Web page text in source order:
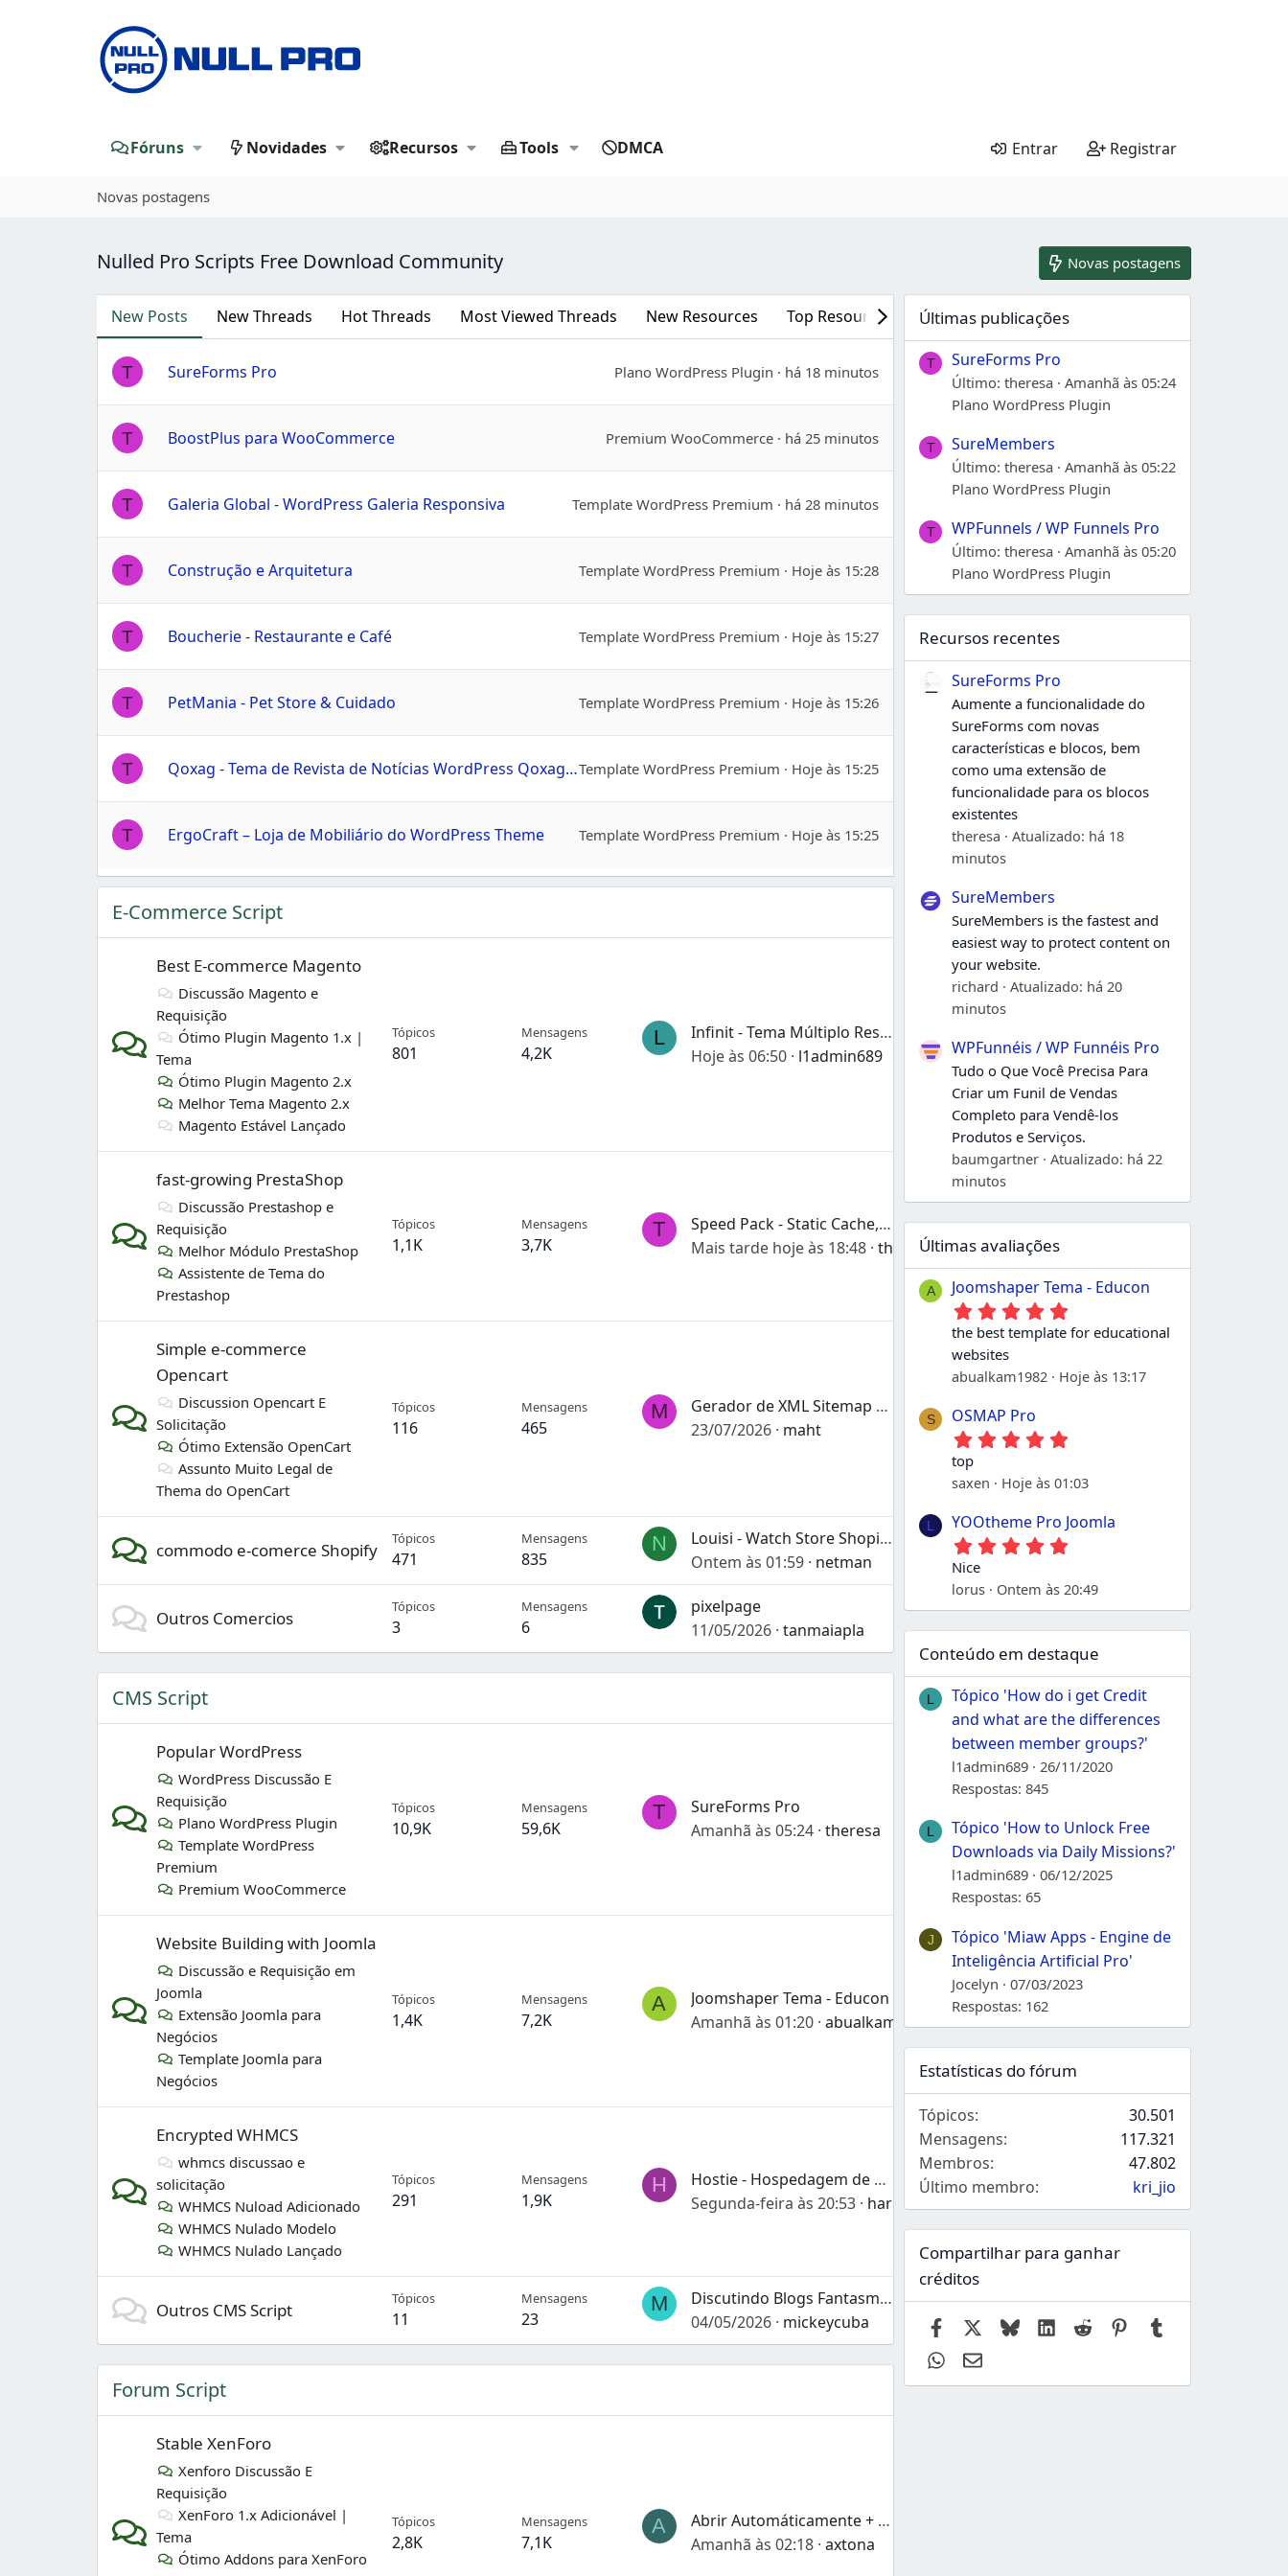
Fóruns Novidades Recursos Tools DMCA Entrar Registrar
Novas postagens
Nulled Pro Scripts Free Download Community Novas postagens
New Posts New Threads Hot Threads Most Viewed Threads New Resources Top Resources Featured Content
T SureForms Pro Plano WordPress Plugin há 18 minutos
T BoostPlus para WooCommerce Premium WooCommerce há 25 minutos
T Galeria Global - WordPress Galeria Responsiva Template WordPress Premium há 28 minutos
T Construção e Arquitetura Template WordPress Premium Hoje às 15:28
T Boucherie - Restaurante e Café Template WordPress Premium Hoje às 15:27
T PetMania - Pet Store & Cuidado Template WordPress Premium Hoje às 15:26
T Qoxag - Tema de Revista de Notícias WordPress Qoxag - Tema de Revista de Notícias WordPressTemplate WordPress Premium Hoje às 15:25
T ErgoCraft – Loja de Mobiliário do WordPress Theme Template WordPress Premium Hoje às 15:25
E-Commerce Script
Best E-commerce Magento
Discussão Magento e
Requisição
Ótimo Plugin Magento 1.x |
Tema
Ótimo Plugin Magento 2.x
Melhor Tema Magento 2.x
Magento Estável Lançado
Tópicos
801
Mensagens
4,2K
L
Infinit - Tema Múltiplo Responsivo para Magento 2 e 1
Hoje às 06:50
l1admin689
fast-growing PrestaShop
Discussão Prestashop e
Requisição
Melhor Módulo PrestaShop
Assistente de Tema do
Prestashop
Tópicos
1,1K
Mensagens
3,7K
T
Speed Pack - Static Cache, WEBP, SQL profiler and more
Mais tarde hoje às 18:48 theresa
Simple e-commerce
Opencart
Discussion Opencart E
Solicitação
Ótimo Extensão OpenCart
Assunto Muito Legal de
Thema do OpenCart
Tópicos
116
Mensagens
465
M
Gerador de XML Sitemap para Google
23/07/2026
maht
commodo e-comerce Shopify
Tópicos
471
Mensagens
835
N
Louisi - Watch Store Shopify 2.0 Tema
Ontem às 01:59
netman
Outros Comercios
Tópicos
3
Mensagens
6
pixelpage
11/05/2026 tanmaiapla
CMS Script
Popular WordPress
WordPress Discussão E
Requisição
Plano WordPress Plugin
Template WordPress
Premium
Premium WooCommerce
Tópicos
10,9K
Mensagens
59,6K
T
SureForms Pro
Amanhã às 05:24 theresa
Website Building with Joomla
Discussão e Requisição em
Joomla
Extensão Joomla para
Negócios
Template Joomla para
Negócios
Tópicos
1,4K
Mensagens
7,2K
A
Joomshaper Tema - Educon
Amanhã às 01:20 abualkam1982
Encrypted WHMCS
whmcs discussao e
solicitação
WHMCS Nuload Adicionado
WHMCS Nulado Modelo
WHMCS Nulado Lançado
Tópicos
291
Mensagens
1,9K
H
Hostie - Hospedagem de Websites e WHMCS Tema HTML
Segunda-feira às 20:53
hargrave
Outros CMS Script
Tópicos
11
Mensagens
23
M
Discutindo Blogs Fantasma: Ideias, Tópicos e o Tema Aspect v1.8.1
04/05/2026
mickeycuba
Forum Script
Stable XenForo
Xenforo Discussão E
Requisição
XenForo 1.x Adicionável |
Tema
Ótimo Addons para XenForo
Tópicos
2,8K
Mensagens
7,1K
A
Abrir Automáticamente + Sinal de Tópico Notificado
Amanhã às 02:18 axtona
Últimas publicações
T SureForms Pro
Último: theresa
Amanhã às 05:24
Plano WordPress Plugin
T SureMembers
Último: theresa
Amanhã às 05:22
Plano WordPress Plugin
T WPFunnels / WP Funnels Pro
Último: theresa
Amanhã às 05:20
Plano WordPress Plugin
Recursos recentes
SureForms Pro
Aumente a funcionalidade do
SureForms com novas
características e blocos, bem
como uma extensão de
funcionalidade para os blocos
existentes
theresa
Atualizado: há 18
minutos
SureMembers
SureMembers is the fastest and
easiest way to protect content on
your website.
richard
Atualizado: há 20
minutos
WPFunnéis / WP Funnéis Pro
Tudo o Que Você Precisa Para
Criar um Funil de Vendas
Completo para Vendê-los
Produtos e Serviços.
baumgartner
Atualizado: há 22
minutos
Últimas avaliações
A Joomshaper Tema - Educon
5
,
0
e
e
s
the best template for educational
websites
abualkam1982
Hoje às 13:17
S OSMAP Pro
5
0
s
t
r
l
a
s
top
saxen
Hoje às 01:03
L YOOtheme Pro Joomla
5
0
e
s
r
e
l
a
s
Nice
lorus
Ontem às 20:49
Conteúdo em destaque
L
Tópico 'How do i get Credit
and what are the differences
between member groups?'
l1admin689
26/11/2020
Respostas: 845
L
Tópico 'How to Unlock Free
Downloads via Daily Missions?'
l1admin689
06/12/2025
Respostas: 65
J
Tópico 'Miaw Apps - Engine de
Inteligência Artificial Pro'
Jocelyn
07/03/2023
Respostas: 162
Estatísticas do fórum
Tópicos
30.501
Mensagens
117.321
Membros
47.802
Último membro
kri_jio
Compartilhar para ganhar
créditos
FacebookBlueskyLinkedIn
Reddit Pinterest
WhatsApp
Email